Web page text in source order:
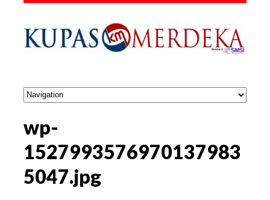
wp-
1527993576970137983
5047.jpg